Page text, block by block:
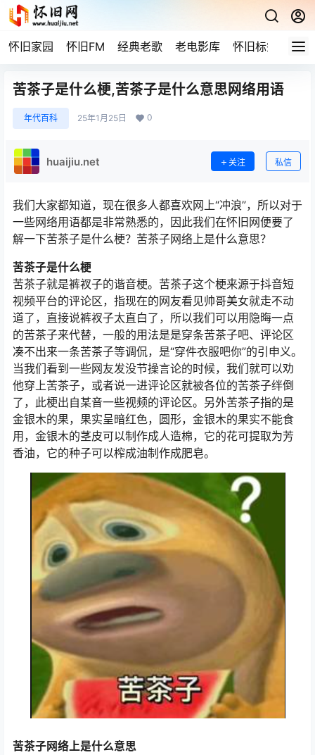
怀旧家园 怀旧FM 经典老歌 老电影库 怀旧标签 网
苦茶子是什么梗,苦茶子是什么意思网络用语
年代百科 25年1月25日 0
huaijiu.net 关注 私信
我们大家都知道，现在很多人都喜欢网上“冲浪”，所以对于
一些网络用语都是非常熟悉的，因此我们在怀旧网便要了
解一下苦茶子是什么梗？苦茶子网络上是什么意思？
苦茶子是什么梗
苦茶子就是裤衩子的谐音梗。苦茶子这个梗来源于抖音短
视频平台的评论区，指现在的网友看见帅哥美女就走不动
道了，直接说裤衩子太直白了，所以我们可以用隐晦一点
的苦茶子来代替，一般的用法是是穿条苦茶子吧、评论区
凑不出来一条苦茶子等调侃，是“穿件衣服吧你”的引申义。
当我们看到一些网友发没节操言论的时候，我们就可以劝
他穿上苦茶子，或者说一进评论区就被各位的苦茶子绊倒
了，此梗出自某音一些视频的评论区。另外苦茶子指的是
金银木的果，果实呈暗红色，圆形，金银木的果实不能食
用，金银木的茎皮可以制作成人造棉，它的花可提取为芳
香油，它的种子可以榨成油制作成肥皂。
苦茶子网络上是什么意思